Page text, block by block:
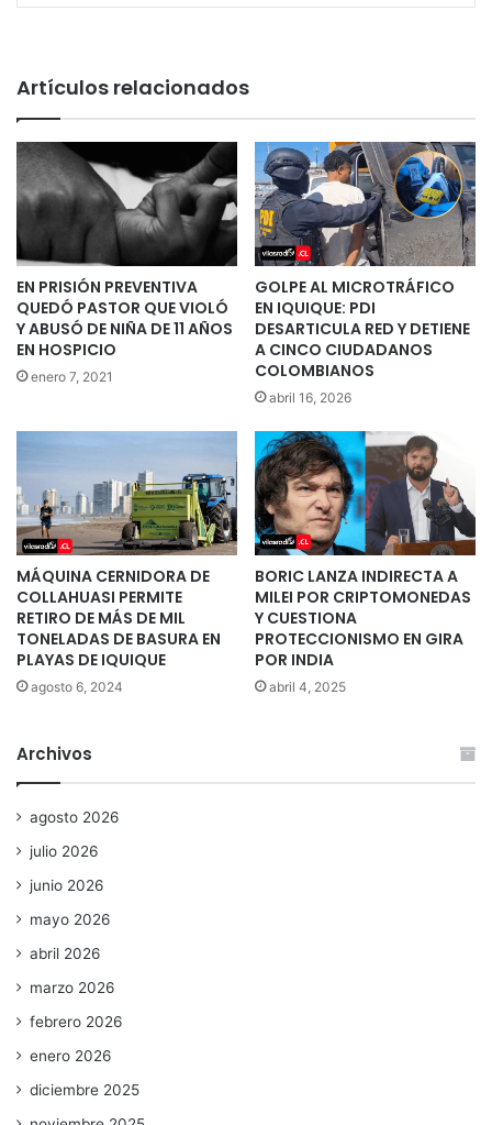
Artículos relacionados
EN PRISIÓN PREVENTIVA
QUEDÓ PASTOR QUE VIOLÓ
Y ABUSÓ DE NIÑA DE 11 AÑOS
EN HOSPICIO
enero 7, 2021
GOLPE AL MICROTRÁFICO
EN IQUIQUE: PDI
DESARTICULA RED Y DETIENE
A CINCO CIUDADANOS
COLOMBIANOS
abril 16, 2026
MÁQUINA CERNIDORA DE
COLLAHUASI PERMITE
RETIRO DE MÁS DE MIL
TONELADAS DE BASURA EN
PLAYAS DE IQUIQUE
agosto 6, 2024
BORIC LANZA INDIRECTA A
MILEI POR CRIPTOMONEDAS
Y CUESTIONA
PROTECCIONISMO EN GIRA
POR INDIA
abril 4, 2025
Archivos
agosto 2026
julio 2026
junio 2026
mayo 2026
abril 2026
marzo 2026
febrero 2026
enero 2026
diciembre 2025